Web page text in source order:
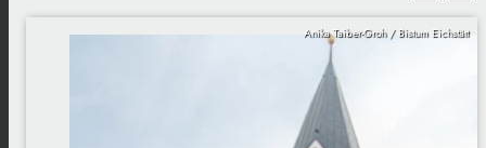
Anika Taiber-Groh / Bistum Eichstätt